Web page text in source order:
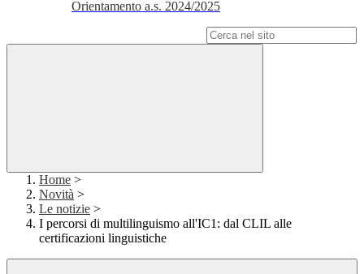
Orientamento a.s. 2024/2025
Home >
Novità >
Le notizie >
I percorsi di multilinguismo all'IC1: dal CLIL alle
certificazioni linguistiche